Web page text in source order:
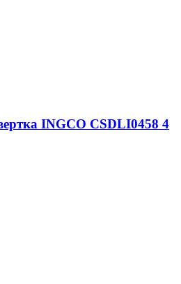
INGCO CSDLI0458 4